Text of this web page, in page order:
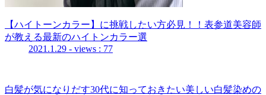
【ハイトーンカラー】に挑戦したい方必見！！表参道美容師
が教える最新のハイトンカラー選
2021.1.29 - views : 77
白髪が気になりだす30代に知っておきたい美しい白髪染めの